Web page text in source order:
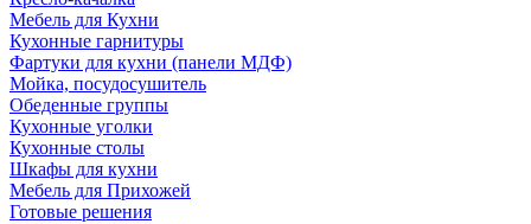
Мебель для Кухни
Кухонные гарнитуры
Фартуки для кухни (панели МДФ)
Мойка, посудосушитель
Обеденные группы
Кухонные уголки
Кухонные столы
Шкафы для кухни
Мебель для Прихожей
Готовые решения